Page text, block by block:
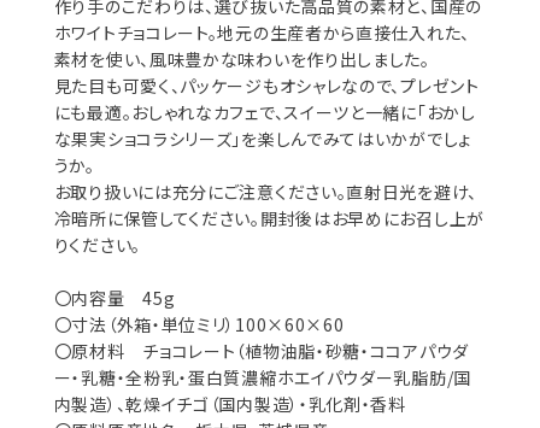
作り手のこだわりは、選び抜いた高品質の素材と、国産の
ホワイトチョコレート。地元の生産者から直接仕入れた、
素材を使い、風味豊かな味わいを作り出しました。
見た目も可愛く、パッケージもオシャレなので、プレゼント
にも最適。おしゃれなカフェで、スイーツと一緒に「おかし
な果実ショコラシリーズ」を楽しんでみてはいかがでしょ
うか。
お取り扱いには充分にご注意ください。直射日光を避け、
冷暗所に保管してください。開封後はお早めにお召し上が
りください。
〇内容量 45g
〇寸法（外箱・単位ミリ）100×60×60
〇原材料 チョコレート（植物油脂・砂糖・ココアパウダ
ー・乳糖・全粉乳・蛋白質濃縮ホエイパウダー乳脂肪/国
内製造）、乾燥イチゴ（国内製造）・乳化剤・香料